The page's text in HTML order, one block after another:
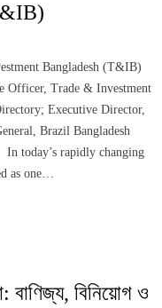
Bangladesh (T&IB)
Officer, Trade & Investment
Executive Director,
Brazil Bangladesh
today’s rapidly changing
as one…
বাণিজ্য, বিনিয়োগ ও